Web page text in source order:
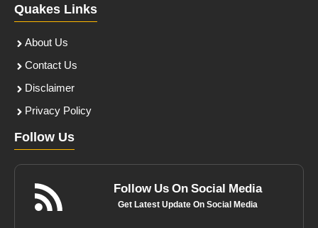
Quakes Links
About Us
Contact Us
Disclaimer
Privacy Policy
Follow Us
Follow Us On Social Media
Get Latest Update On Social Media